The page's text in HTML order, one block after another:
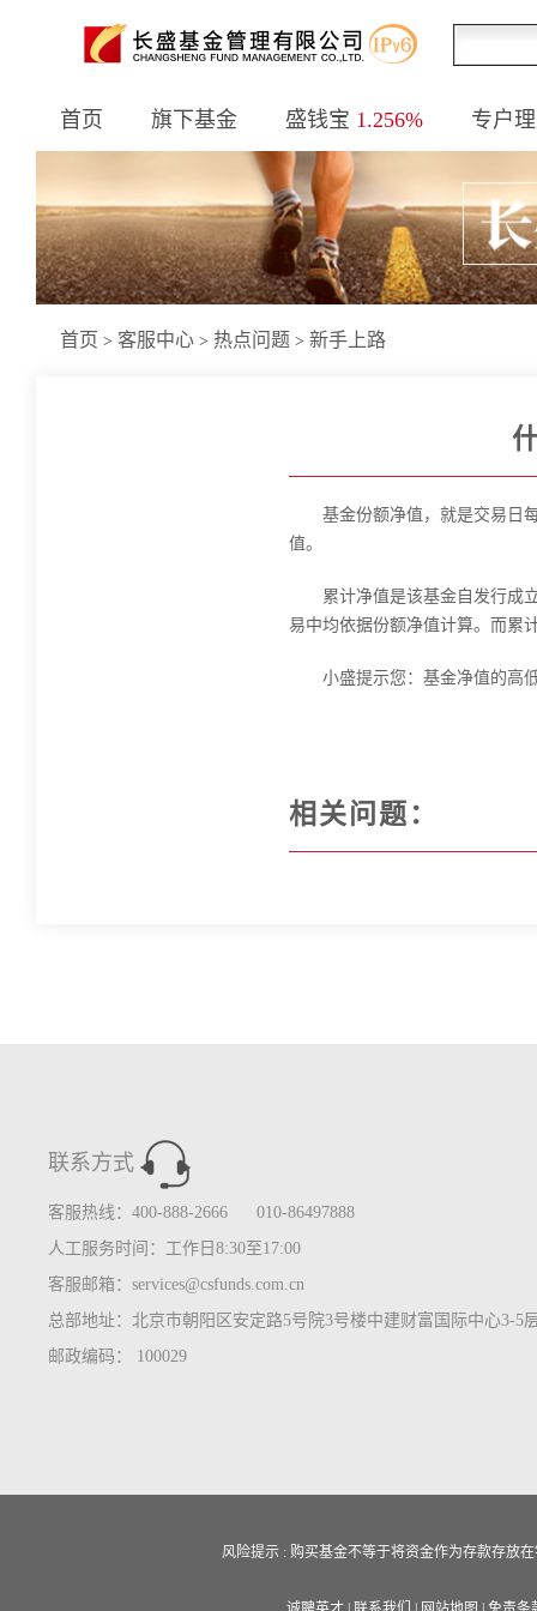
首页 旗下基金 盛钱宝 1.256% 专户
首页 > 客服中心 > 热点问题 > 新手上路
基金份额净值，就是交易日
值。
累计净值是该基金自发行成
易中均依据份额净值计算。而累
小盛提示您：基金净值的高
相关问题：
联系方式
客服热线：400-888-2666 010-86497888
人工服务时间：工作日8:30至17:00
客服邮箱：services@csfunds.com.cn
总部地址：北京市朝阳区安定路5号院3号楼中建财富国际中心3-5
邮政编码： 100029
风险提示 : 购买基金不等于将资金作为存款存放